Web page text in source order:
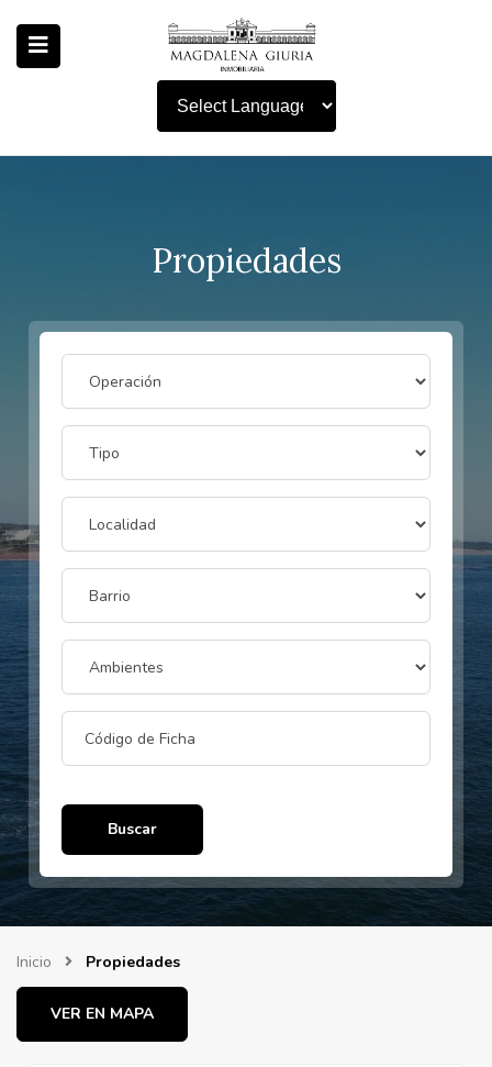
Propiedades
Buscar
Inicio Propiedades
VER EN MAPA